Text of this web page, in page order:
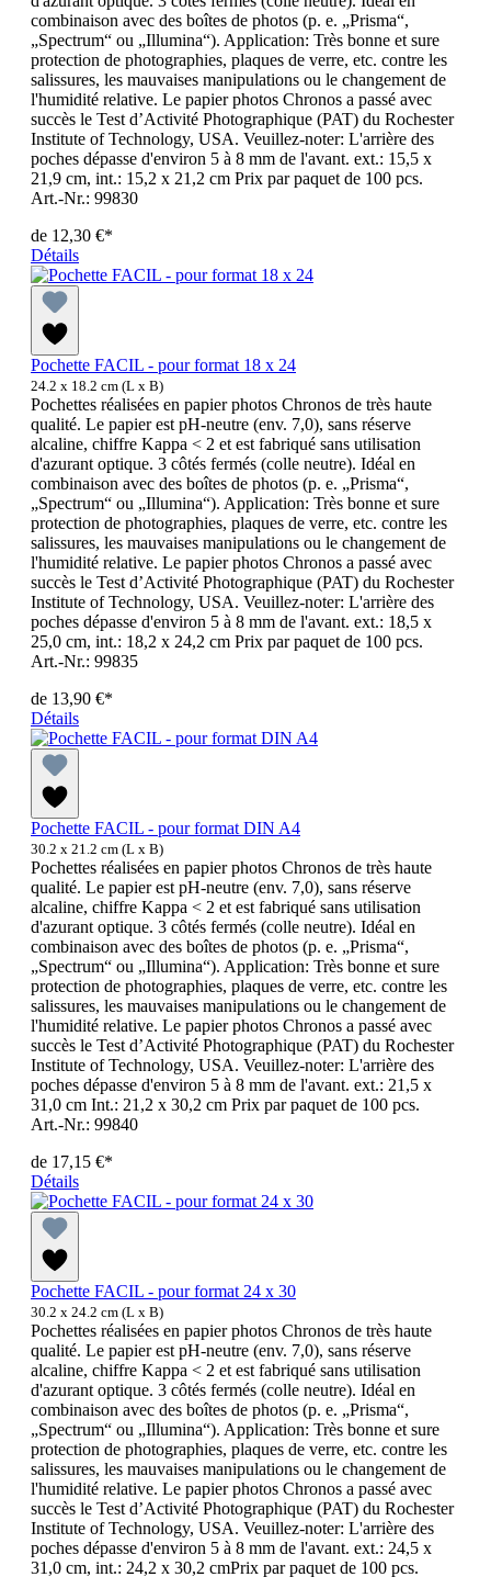
combinaison avec des boîtes de photos (p. e. „Prisma“,
„Spectrum“ ou „Illumina“). Application: Très bonne et sure
protection de photographies, plaques de verre, etc. contre les
salissures, les mauvaises manipulations ou le changement de
l'humidité relative. Le papier photos Chronos a passé avec
succès le Test d’Activité Photographique (PAT) du Rochester
Institute of Technology, USA. Veuillez-noter: L'arrière des
poches dépasse d'environ 5 à 8 mm de l'avant. ext.: 15,5 x
21,9 cm, int.: 15,2 x 21,2 cm Prix par paquet de 100 pcs.
Art.-Nr.: 99830
de 12,30 €*
Détails
Pochette FACIL - pour format 18 x 24
24.2 x 18.2 cm (L x B)
Pochettes réalisées en papier photos Chronos de très haute
qualité. Le papier est pH-neutre (env. 7,0), sans réserve
alcaline, chiffre Kappa < 2 et est fabriqué sans utilisation
d'azurant optique. 3 côtés fermés (colle neutre). Idéal en
combinaison avec des boîtes de photos (p. e. „Prisma“,
„Spectrum“ ou „Illumina“). Application: Très bonne et sure
protection de photographies, plaques de verre, etc. contre les
salissures, les mauvaises manipulations ou le changement de
l'humidité relative. Le papier photos Chronos a passé avec
succès le Test d’Activité Photographique (PAT) du Rochester
Institute of Technology, USA. Veuillez-noter: L'arrière des
poches dépasse d'environ 5 à 8 mm de l'avant. ext.: 18,5 x
25,0 cm, int.: 18,2 x 24,2 cm Prix par paquet de 100 pcs.
Art.-Nr.: 99835
de 13,90 €*
Détails
Pochette FACIL - pour format DIN A4
30.2 x 21.2 cm (L x B)
Pochettes réalisées en papier photos Chronos de très haute
qualité. Le papier est pH-neutre (env. 7,0), sans réserve
alcaline, chiffre Kappa < 2 et est fabriqué sans utilisation
d'azurant optique. 3 côtés fermés (colle neutre). Idéal en
combinaison avec des boîtes de photos (p. e. „Prisma“,
„Spectrum“ ou „Illumina“). Application: Très bonne et sure
protection de photographies, plaques de verre, etc. contre les
salissures, les mauvaises manipulations ou le changement de
l'humidité relative. Le papier photos Chronos a passé avec
succès le Test d’Activité Photographique (PAT) du Rochester
Institute of Technology, USA. Veuillez-noter: L'arrière des
poches dépasse d'environ 5 à 8 mm de l'avant. ext.: 21,5 x
31,0 cm Int.: 21,2 x 30,2 cm Prix par paquet de 100 pcs.
Art.-Nr.: 99840
de 17,15 €*
Détails
Pochette FACIL - pour format 24 x 30
30.2 x 24.2 cm (L x B)
Pochettes réalisées en papier photos Chronos de très haute
qualité. Le papier est pH-neutre (env. 7,0), sans réserve
alcaline, chiffre Kappa < 2 et est fabriqué sans utilisation
d'azurant optique. 3 côtés fermés (colle neutre). Idéal en
combinaison avec des boîtes de photos (p. e. „Prisma“,
„Spectrum“ ou „Illumina“). Application: Très bonne et sure
protection de photographies, plaques de verre, etc. contre les
salissures, les mauvaises manipulations ou le changement de
l'humidité relative. Le papier photos Chronos a passé avec
succès le Test d’Activité Photographique (PAT) du Rochester
Institute of Technology, USA. Veuillez-noter: L'arrière des
poches dépasse d'environ 5 à 8 mm de l'avant. ext.: 24,5 x
31,0 cm, int.: 24,2 x 30,2 cmPrix par paquet de 100 pcs.